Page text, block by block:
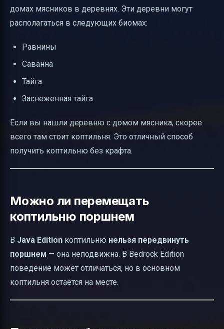
домах мясников в деревнях. Эти деревни могут
располагаться в следующих биомах:
Равнины
Саванна
Тайга
Заснеженная тайга
Если вы нашли деревню с домом мясника, скорее
всего там стоит коптильня. Это отличный способ
получить коптильню без крафта.
Можно ли перемещать
коптильню поршнем
В Java Edition коптильню нельзя передвинуть
поршнем — она неподвижна. В Bedrock Edition
поведение может отличаться, но в основном
коптильня остаётся на месте.